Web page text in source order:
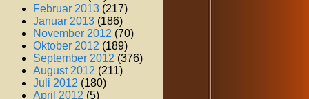
Februar 2013 (217)
Januar 2013 (186)
November 2012 (70)
Oktober 2012 (189)
September 2012 (376)
August 2012 (211)
Juli 2012 (180)
April 2012 (5)